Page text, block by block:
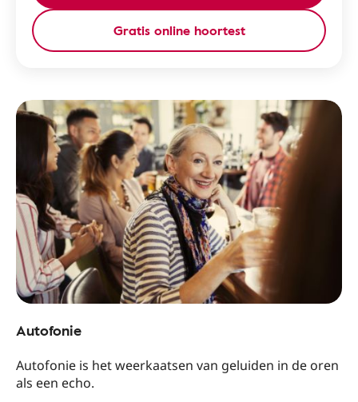
Gratis online hoortest
Autofonie
Autofonie is het weerkaatsen van geluiden in de oren
als een echo.